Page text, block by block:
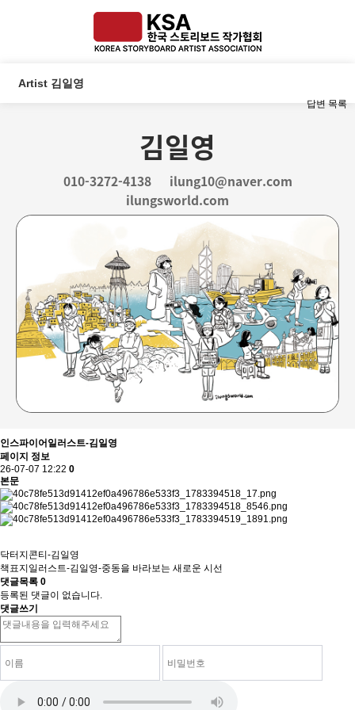
Artist 김일영
김일영
010-3272-4138
ilung10@naver.com
ilungsworld.com
답변 목록
인스파이어일러스트-김일영
페이지 정보
26-07-07 12:22 0
본문
닥터지콘티-김일영
책표지일러스트-김일영-중동을 바라보는 새로운 시선
댓글목록 0
등록된 댓글이 없습니다.
댓글쓰기